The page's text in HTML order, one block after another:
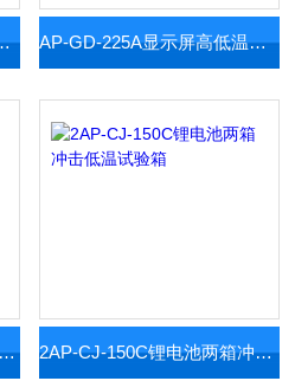
湿度气候试验箱 AP-GD-225A显示屏高低温循环试验箱
锂离子电池温湿度老化试验箱 2AP-CJ-150C锂电池两箱冲击低温试验箱